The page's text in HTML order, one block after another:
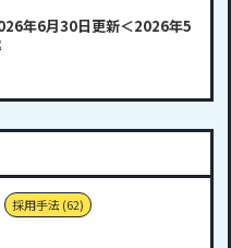
年6月30日更新＜2026年5
採用手法(62)